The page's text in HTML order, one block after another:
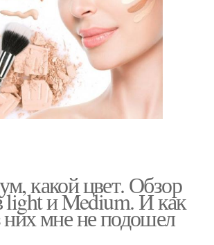
какой цвет. Обзор
light и Medium. И как
мне не подошел